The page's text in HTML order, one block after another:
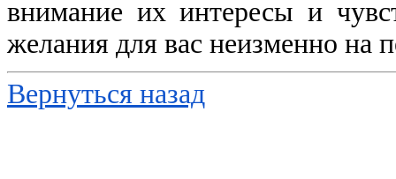
внимание их интересы и
желания для вас неизменно на
Вернуться назад